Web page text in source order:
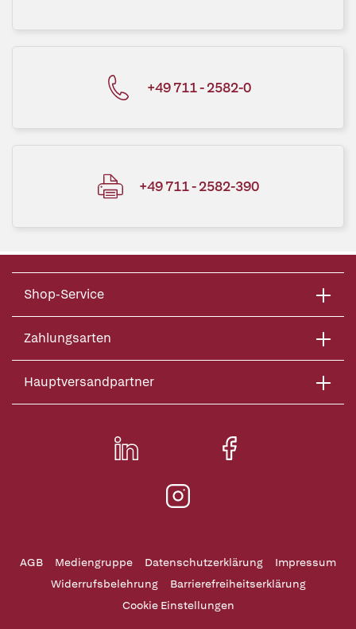
+49 711 - 2582-0
+49 711 - 2582-390
Shop-Service
Zahlungsarten
Hauptversandpartner
AGB Mediengruppe Datenschutzerklärung
Impressum
Widerrufsbelehrung
Barrierefreiheitserklärung
Cookie Einstellungen